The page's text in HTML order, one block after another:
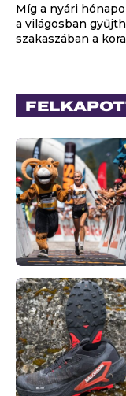
Míg a nyári
a világosban
szakaszában a